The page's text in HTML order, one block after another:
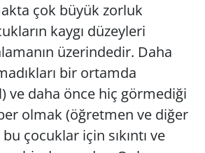
çok büyük zorluk
kaygı düzeyleri
üzerindedir. Daha
bir ortamda
ve daha önce hiç görmediği
olmak (öğretmen ve diğer
çocuklar için sıkıntı ve